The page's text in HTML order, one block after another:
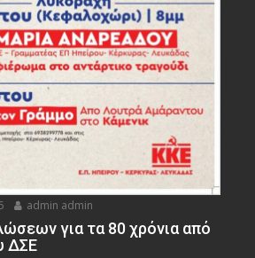
admin admin
για τα 80 χρόνια από
ΔΣΕ